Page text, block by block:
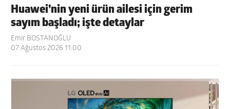
Huawei’nin yeni ürün ailesi için gerim
sayım başladı; işte detaylar
Emir BOSTANOĞLU
07 Ağustos 2026 11:00